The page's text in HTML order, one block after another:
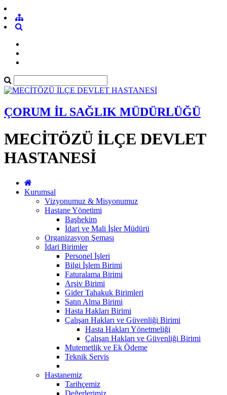
ÇORUM İL SAĞLIK MÜDÜRLÜĞÜ
MECİTÖZÜ İLÇE DEVLET
HASTANESİ
Kurumsal
Vizyonumuz & Misyonumuz
Hastane Yönetimi
Başhekim
İdari ve Mali İşler Müdürü
Organizasyon Şeması
İdari Birimler
Personel İşleri
Bilgi İşlem Birimi
Faturalama Birimi
Arşiv Birimi
Gider Tahakuk Birimleri
Satın Alma Birimi
Hasta Hakları Birimi
Çalışan Hakları ve Güvenliği Birimi
Hasta Hakları Yönetmeliği
Çalışan Hakları ve Güvenliği Birimi
Mutemetlik ve Ek Ödeme
Teknik Servis
Hastanemiz
Tarihçemiz
Değerlerimiz